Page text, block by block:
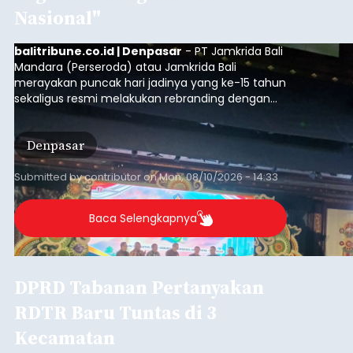
sementara sisanya dinilai mandeg tanpa
kejelasan pasti. Tiga wilayah yang sudah memiliki
Tabanan, dan Selemadeg Barat.
Tabanan
Submitted bycontributoronSun, 08/09/2026 - 21:56
Baca Selengkapnya